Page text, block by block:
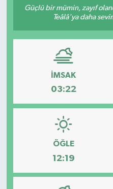
Güçlü bir mümin, zayıf
Teâlâ'ya daha
İMSAK
03:22
ÖĞLE
12:19